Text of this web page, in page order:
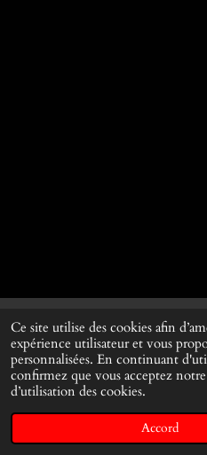
Ce site utilise des cookies afin
expérience utilisateur et vous
personnalisées. En continuant
confirmez que vous acceptez
d’utilisation des cookies.
Accord
© 2022 - 2026 Lumiere Naturelle
Propulsé par Webador
Téléphone